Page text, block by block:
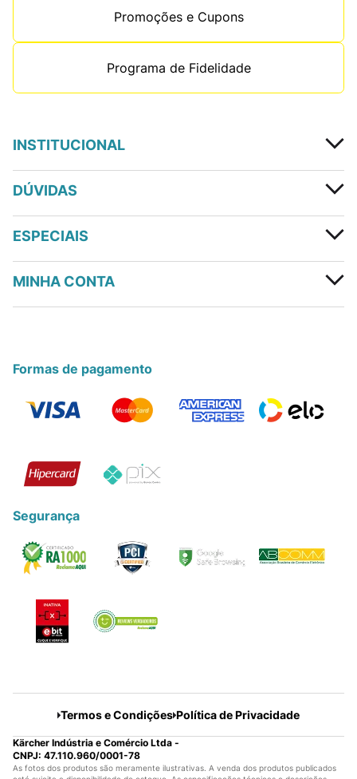
Promoções e Cupons
Programa de Fidelidade
INSTITUCIONAL
DÚVIDAS
ESPECIAIS
MINHA CONTA
Formas de pagamento
Segurança
Termos e Condições Política de Privacidade
Kärcher Indústria e Comércio Ltda -
CNPJ: 47.110.960/0001-78
As fotos dos produtos são meramente ilustrativas. A venda dos produtos publicados